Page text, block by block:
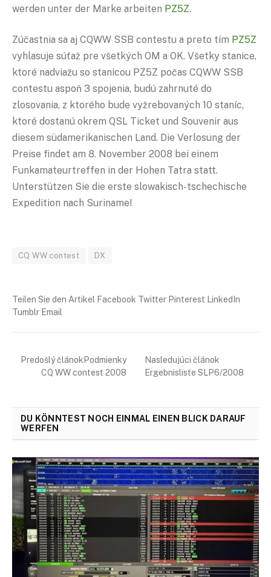
werden unter der Marke arbeiten PZ5Z.
Zúčastnia sa aj CQWW SSB contestu a preto tím PZ5Z
vyhlasuje súťaž pre všetkých OM a OK. Všetky stanice,
ktoré nadviažu so stanicou PZ5Z počas CQWW SSB
contestu aspoň 3 spojenia, budú zahrnuté do
zlosovania, z ktorého bude vyžrebovaných 10 staníc,
ktoré dostanú okrem QSL Ticket und Souvenir aus
diesem südamerikanischen Land. Die Verlosung der
Preise findet am 8. November 2008 bei einem
Funkamateurtreffen in der Hohen Tatra statt.
Unterstützen Sie die erste slowakisch-tschechische
Expedition nach Suriname!
CQ WW contest DX
Teilen Sie den Artikel Facebook Twitter Pinterest LinkedIn
Tumblr Email
Predošlý článokPodmienky
CQ WW contest 2008
Nasledujúci článok
Ergebnisliste SLP6/2008
DU KÖNNTEST NOCH EINMAL EINEN BLICK DARAUF
WERFEN